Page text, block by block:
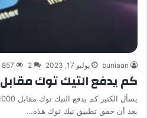
buniaan يوليو 17, 2023 2
857
كم يدفع التيك توك مقابل 1000 مشاهدة
بعد أن حقق تطبيق تيك توك هذه…